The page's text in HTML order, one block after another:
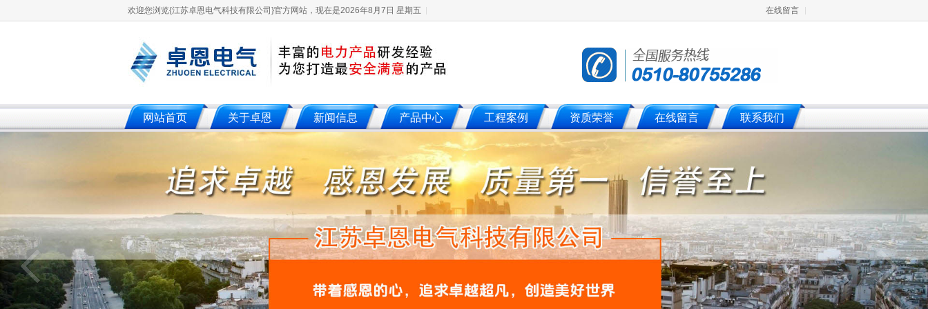
欢迎您浏览{江苏卓恩电气科技有限公司}官方网站，现在是2026年8月7日 星期五 在线留言
网站首页 关于卓恩 新闻信息 产品中心 工程案例 资质荣誉 在线留言 联系我们